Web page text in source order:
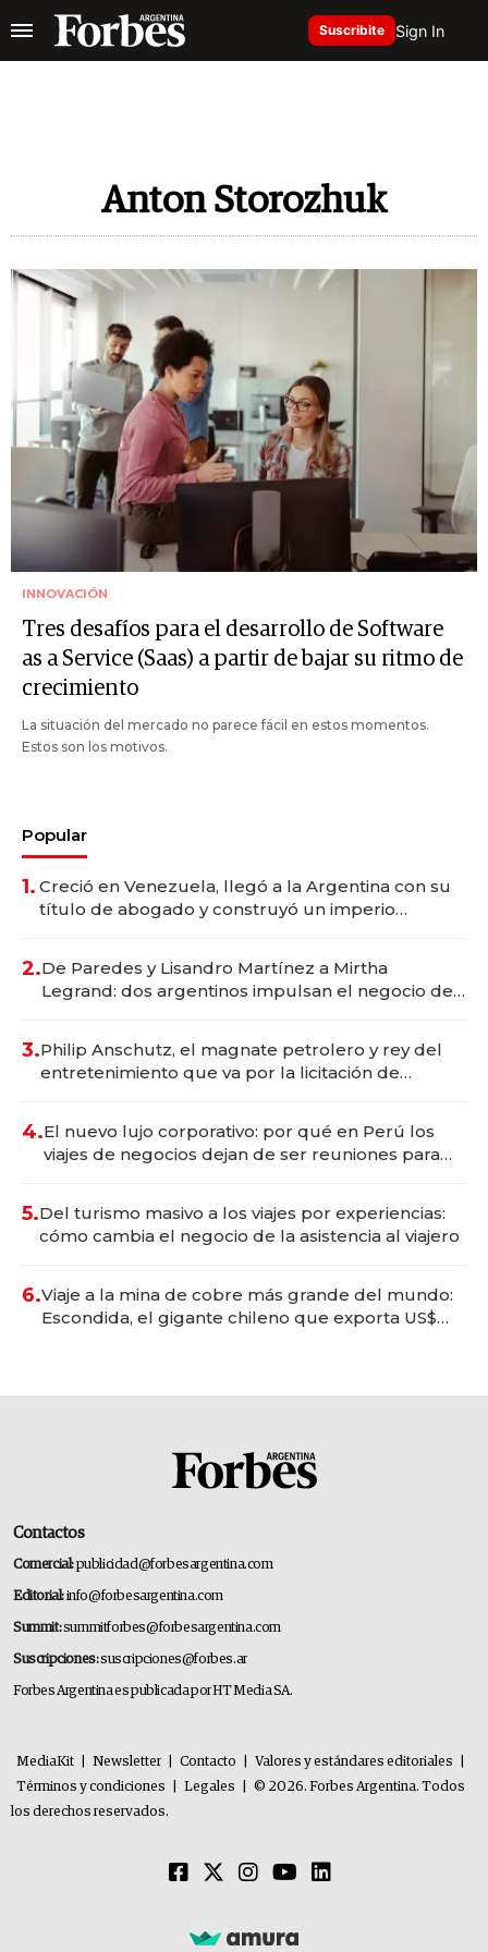
Suscribite Sign In
Anton Storozhuk
INNOVACIÓN
Tres desafíos para el desarrollo de Software
as a Service (Saas) a partir de bajar su ritmo de
crecimiento
La situación del mercado no parece fácil en estos momentos.
Estos son los motivos.
Popular
1. Creció en Venezuela, llegó a la Argentina con su
título de abogado y construyó un imperio
2.De Paredes y Lisandro Martínez a Mirtha
Legrand: dos argentinos impulsan el negocio del
3.Philip Anschutz, el magnate petrolero y rey del
entretenimiento que va por la licitación de
4.El nuevo lujo corporativo: por qué en Perú los
viajes de negocios dejan de ser reuniones para
5.Del turismo masivo a los viajes por experiencias:
cómo cambia el negocio de la asistencia al viajero
6.Viaje a la mina de cobre más grande del mundo:
Escondida, el gigante chileno que exporta US$
Contactos
Comercial:publicidad@forbesargentina.com
Editorial:info@forbesargentina.com
Summit:summitforbes@forbesargentina.com
Suscripciones:suscripciones@forbes.ar
Forbes Argentina es publicada por HT Media SA.
MediaKit Newsletter Contacto Valores y estándares editoriales
Términos y condiciones
Legales
© 2026. Forbes Argentina. Todos
los derechos reservados.